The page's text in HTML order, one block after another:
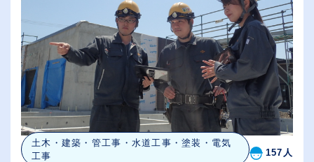
土木・建築・管工事・水道工事・塗装・電気
工事
157人